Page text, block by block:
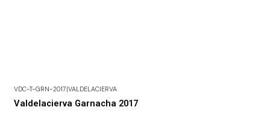
VDC-T-GRN-2017|VALDELACIERVA
Valdelacierva Garnacha 2017